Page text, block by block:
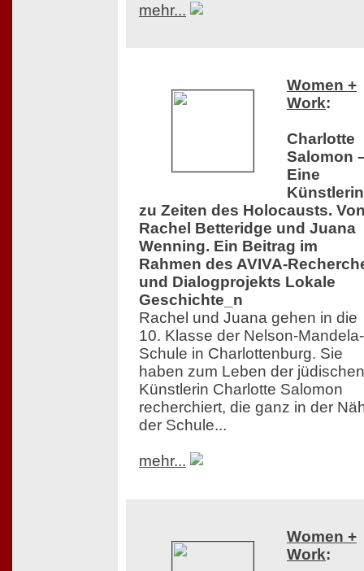
mehr...
Women +
Work:
Charlotte
Salomon
Eine
Künstlerin
zu Zeiten des Holocausts.
Rachel Betteridge und Juana
Wenning. Ein Beitrag im
Rahmen des AVIVA-
und Dialogprojekts Lokale
Geschichte_n
Rachel und Juana gehen in die
10. Klasse der Nelson-Mandela-
Schule in Charlottenburg. Sie
haben zum Leben der jüdischen
Künstlerin Charlotte Salomon
recherchiert, die ganz in der
der Schule...
mehr...
Women +
Work: